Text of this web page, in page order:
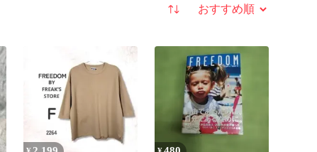
並び替え